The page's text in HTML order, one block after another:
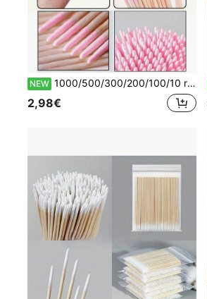
NEW 1000/500/300/200/100/10 rosa doppelseitige Präzisions-Mikro-Mal-Wattestäbchen mit Holzstielen, perfekt für Nagellackentferner und Make-up-Konturierung, Einweg-Schönheitspinsel
2,98€